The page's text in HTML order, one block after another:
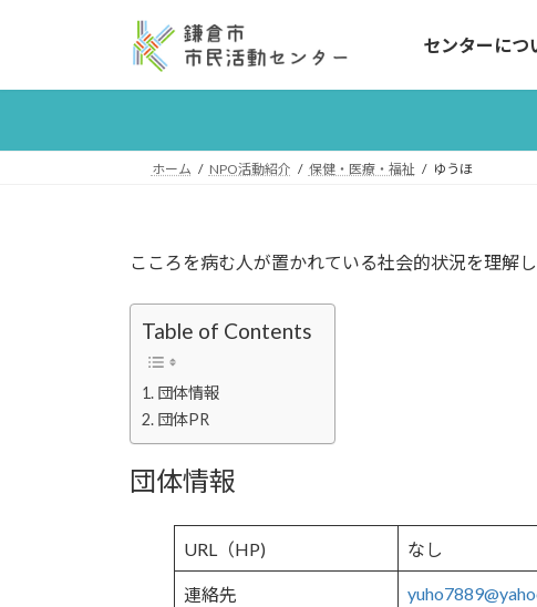
ン
へ
ー
ョ
センターにつ
ホーム NPO活動紹介 保健・医療・福祉 ゆうほ
こころを病む人が置かれている社会的状況を理解
Table of Contents
団体情報
団体PR
団体情報
URL（HP) なし
連絡先